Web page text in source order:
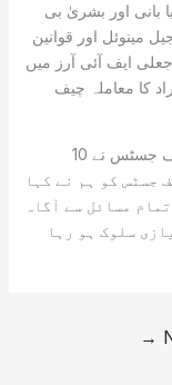
بانی اور بشریٰ بی
مینوئل اور قوانین
ایف آئی آرز میں
کا معاملہ چیف
چیئرمین پی ٹی آئی بیرسٹر گوہر نے کہا کہ چیف جسٹس نے 10
جسٹس کو ہم نے کہا
مسائل سے آگاہ
سلوک ہو رہا
→